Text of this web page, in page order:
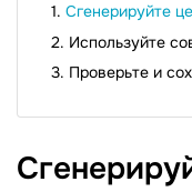
Сгенерируйте
Используйте
Проверьте и